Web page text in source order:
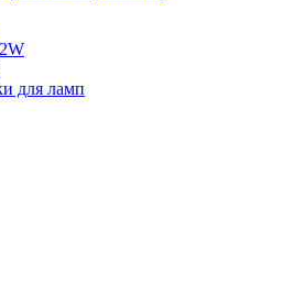
для ламп